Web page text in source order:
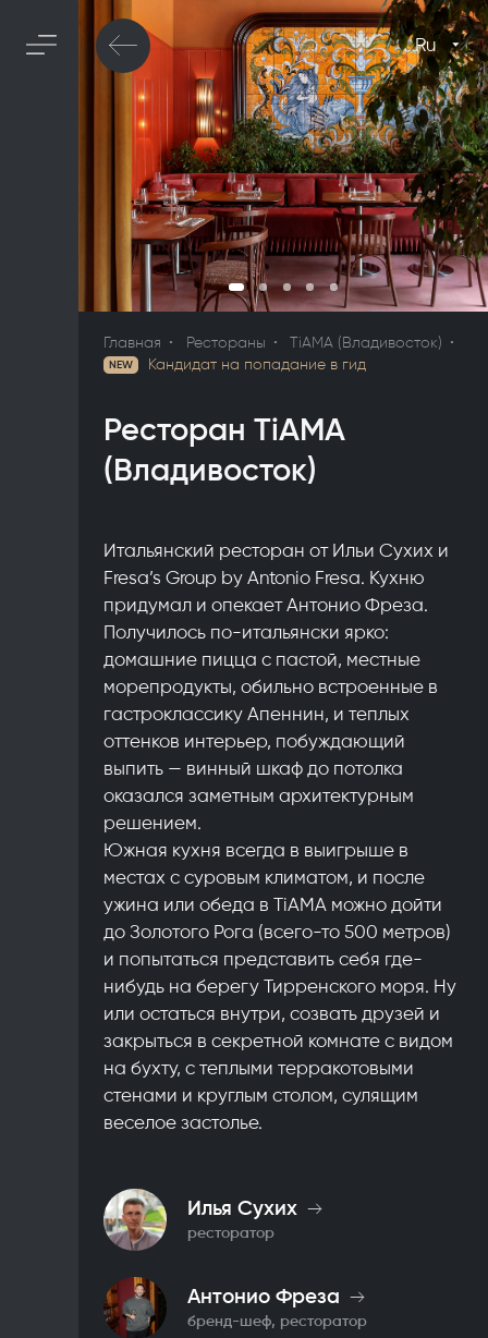
Ru
Главная Рестораны TiAMA (Владивосток)
NEW Кандидат на попадание в гид
Ресторан TiAMA
(Владивосток)
Итальянский ресторан от Ильи Сухих и
Fresa’s Group by Antonio Fresa. Кухню
придумал и опекает Антонио Фреза.
Получилось по-итальянски ярко:
домашние пицца с пастой, местные
морепродукты, обильно встроенные в
гастроклассику Апеннин, и теплых
оттенков интерьер, побуждающий
выпить — винный шкаф до потолка
оказался заметным архитектурным
решением.
Южная кухня всегда в выигрыше в
местах с суровым климатом, и после
ужина или обеда в TiAMA можно дойти
до Золотого Рога (всего-то 500 метров)
и попытаться представить себя где-
нибудь на берегу Тирренского моря. Ну
или остаться внутри, созвать друзей и
закрыться в секретной комнате с видом
на бухту, с теплыми терракотовыми
стенами и круглым столом, сулящим
веселое застолье.
Илья Сухих
ресторатор
Антонио Фреза
бренд-шеф, ресторатор